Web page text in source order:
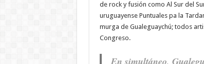
de rock y fusión como Al Sur del
uruguayense Puntuales pa la
murga de Gualeguaychú; todos
Congreso.
En simultáneo,